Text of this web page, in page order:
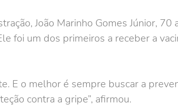
João Marinho Gomes Júnior,
foi um dos primeiros a receber a
E o melhor é sempre buscar a
contra a gripe”, afirmou.